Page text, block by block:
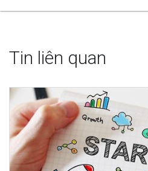
Tin liên quan